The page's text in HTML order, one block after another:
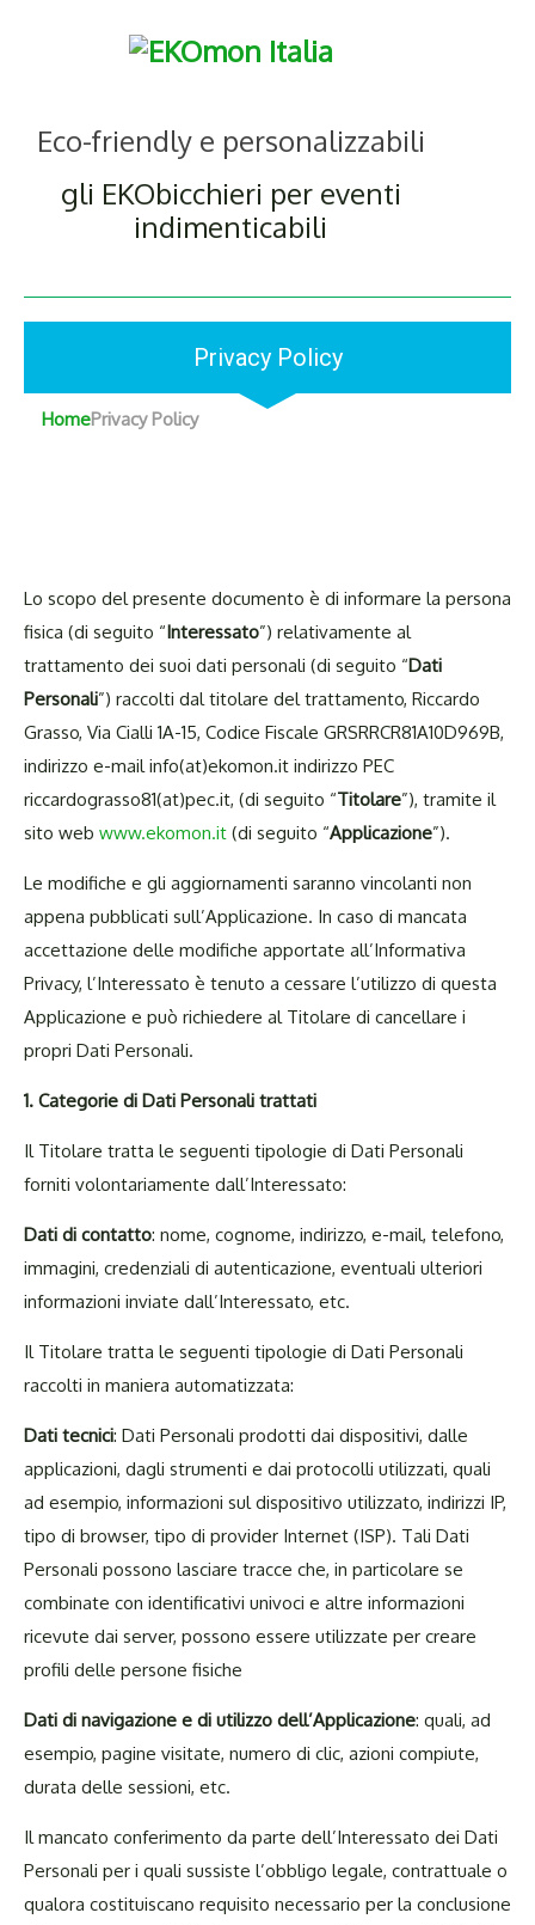
Eco-friendly e personalizzabili
gli EKObicchieri per eventi
indimenticabili
Privacy Policy
HomePrivacy Policy
Lo scopo del presente documento è di informare la persona
fisica (di seguito “Interessato”) relativamente al
trattamento dei suoi dati personali (di seguito “Dati
Personali”) raccolti dal titolare del trattamento, Riccardo
Grasso, Via Cialli 1A-15, Codice Fiscale GRSRRCR81A10D969B,
indirizzo e-mail info(at)ekomon.it indirizzo PEC
riccardograsso81(at)pec.it, (di seguito “Titolare”), tramite il
sito web www.ekomon.it (di seguito “Applicazione”).
Le modifiche e gli aggiornamenti saranno vincolanti non
appena pubblicati sull’Applicazione. In caso di mancata
accettazione delle modifiche apportate all’Informativa
Privacy, l’Interessato è tenuto a cessare l’utilizzo di questa
Applicazione e può richiedere al Titolare di cancellare i
propri Dati Personali.
1. Categorie di Dati Personali trattati
Il Titolare tratta le seguenti tipologie di Dati Personali
forniti volontariamente dall’Interessato:
Dati di contatto: nome, cognome, indirizzo, e-mail, telefono,
immagini, credenziali di autenticazione, eventuali ulteriori
informazioni inviate dall’Interessato, etc.
Il Titolare tratta le seguenti tipologie di Dati Personali
raccolti in maniera automatizzata:
Dati tecnici: Dati Personali prodotti dai dispositivi, dalle
applicazioni, dagli strumenti e dai protocolli utilizzati, quali
ad esempio, informazioni sul dispositivo utilizzato, indirizzi IP,
tipo di browser, tipo di provider Internet (ISP). Tali Dati
Personali possono lasciare tracce che, in particolare se
combinate con identificativi univoci e altre informazioni
ricevute dai server, possono essere utilizzate per creare
profili delle persone fisiche
Dati di navigazione e di utilizzo dell’Applicazione: quali, ad
esempio, pagine visitate, numero di clic, azioni compiute,
durata delle sessioni, etc.
Il mancato conferimento da parte dell’Interessato dei Dati
Personali per i quali sussiste l’obbligo legale, contrattuale o
qualora costituiscano requisito necessario per la conclusione